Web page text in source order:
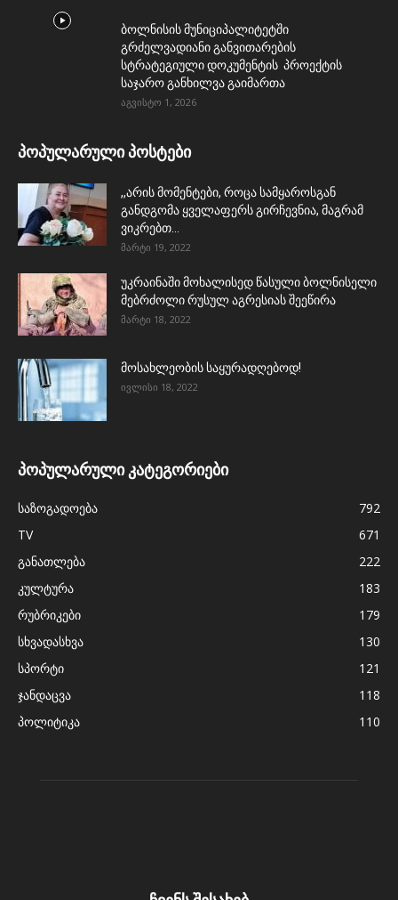
ბოლნისის მუნიციპალიტეტში
გრძელვადიანი განვითარების
სტრატეგიული დოკუმენტის პროექტის
საჯარო განხილვა გაიმართა
აგვისტო 1, 2026
პოპულარული პოსტები
,,არის მომენტები, როცა სამყაროსგან
განდგომა ყველაფერს გირჩევნია, მაგრამ
ვიკრებთ...
მარტი 19, 2022
უკრაინაში მოხალისედ წასული ბოლნისელი
მებრძოლი რუსულ აგრესიას შეეწირა
მარტი 18, 2022
მოსახლეობის საყურადღებოდ!
ივლისი 18, 2022
პოპულარული კატეგორიები
საზოგადოება
792
TV
671
განათლება
222
კულტურა
183
რუბრიკები
179
სხვადასხვა
130
სპორტი
121
ჯანდაცვა
118
პოლიტიკა
110